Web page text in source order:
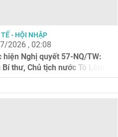
- HỘI NHẬP
2026 , 02:08
hiện Nghị quyết 57-NQ/TW:
Bí thư, Chủ tịch nước Tô Lâm
mạnh...